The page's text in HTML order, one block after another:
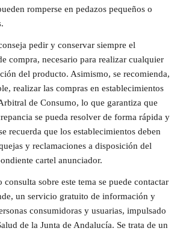
romperse en pedazos pequeños o
pedir y conservar siempre el
compra, necesario para realizar cualquier
del producto. Asimismo, se recomienda,
realizar las compras en establecimientos
de Consumo, lo que garantiza que
se pueda resolver de forma rápida y
recuerda que los establecimientos deben
y reclamaciones a disposición del
cartel anunciador.
sobre este tema se puede contactar
un servicio gratuito de información y
consumidoras y usuarias, impulsado
de la Junta de Andalucía. Se trata de un